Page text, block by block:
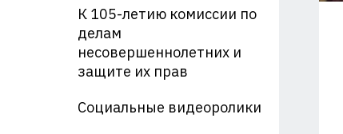
К 105-летию комиссии по
делам
несовершеннолетних и
защите их прав
Социальные видеоролики